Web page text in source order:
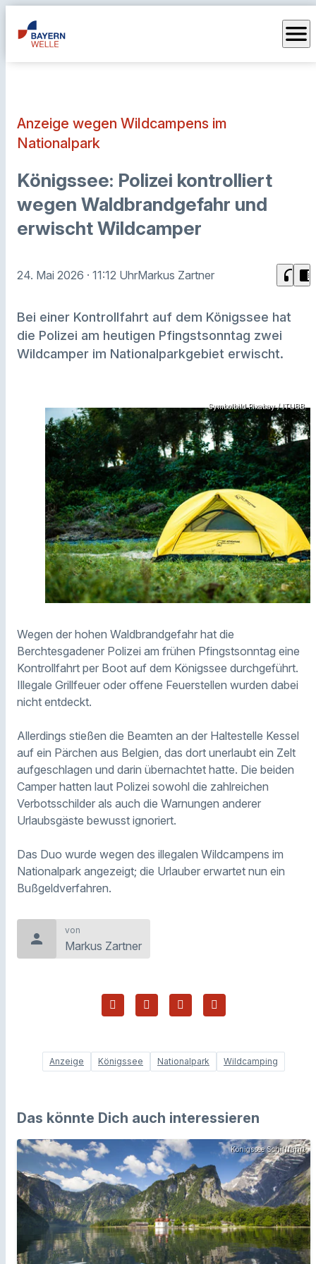
menu
Anzeige wegen Wildcampens im
Nationalpark
Königssee: Polizei kontrolliert
wegen Waldbrandgefahr und
erwischt Wildcamper
24. Mai 2026 · 11:12 UhrMarkus Zartner headphones chrome_reader_mode
Bei einer Kontrollfahrt auf dem Königssee hat
die Polizei am heutigen Pfingstsonntag zwei
Wildcamper im Nationalparkgebiet erwischt.
Symbolbild Pixabay / ITUBB
Wegen der hohen Waldbrandgefahr hat die
Berchtesgadener Polizei am frühen Pfingstsonntag eine
Kontrollfahrt per Boot auf dem Königssee durchgeführt.
Illegale Grillfeuer oder offene Feuerstellen wurden dabei
nicht entdeckt.
Allerdings stießen die Beamten an der Haltestelle Kessel
auf ein Pärchen aus Belgien, das dort unerlaubt ein Zelt
aufgeschlagen und darin übernachtet hatte. Die beiden
Camper hatten laut Polizei sowohl die zahlreichen
Verbotsschilder als auch die Warnungen anderer
Urlaubsgäste bewusst ignoriert.
Das Duo wurde wegen des illegalen Wildcampens im
Nationalpark angezeigt; die Urlauber erwartet nun ein
Bußgeldverfahren.
person
von
Markus Zartner
Anzeige Königssee Nationalpark Wildcamping
Das könnte Dich auch interessieren
Königssee Schifffahrt